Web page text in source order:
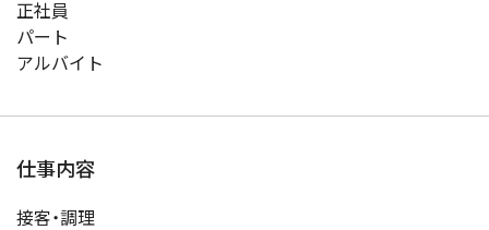
正社員
パート
アルバイト
仕事内容
接客・調理